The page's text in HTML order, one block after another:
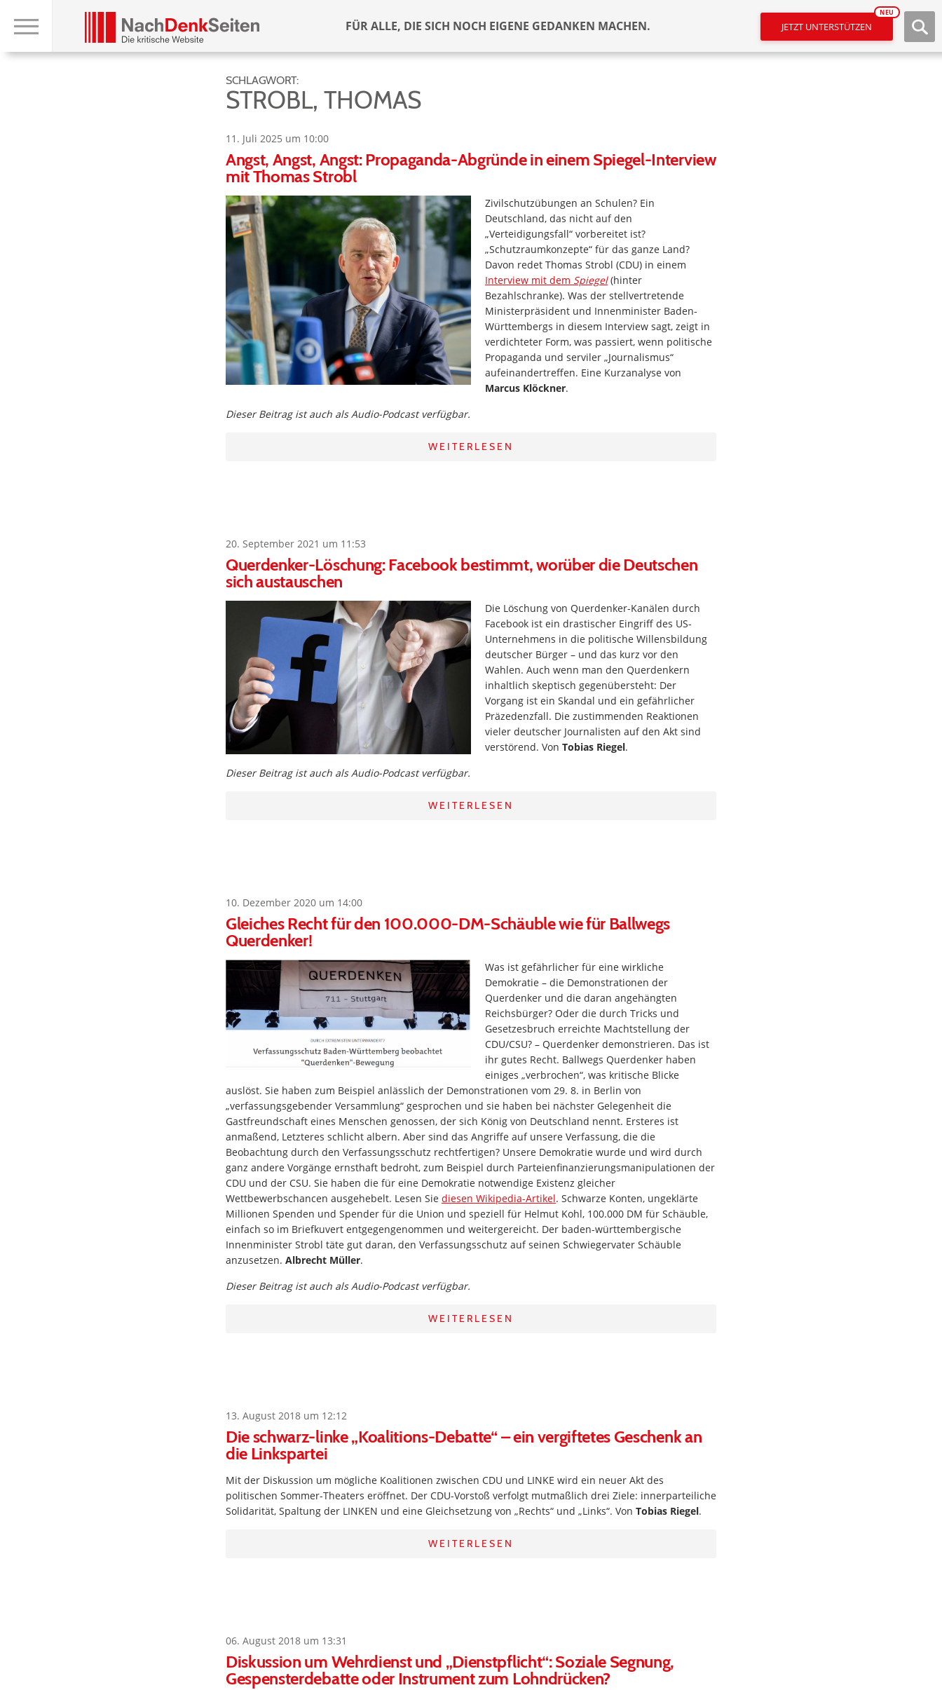
FÜR ALLE, DIE SICH NOCH EIGENE GEDANKEN MACHEN. JETZT UNTERSTÜTZEN
NEU
SCHLAGWORT:
STROBL, THOMAS
11. Juli 2025 um 10:00
Angst, Angst, Angst: Propaganda-Abgründe in einem Spiegel-Interview
mit Thomas Strobl
Zivilschutzübungen an Schulen? Ein
Deutschland, das nicht auf den
„Verteidigungsfall“ vorbereitet ist?
„Schutzraumkonzepte“ für das ganze Land?
Davon redet Thomas Strobl (CDU) in einem
Interview mit dem Spiegel(hinter
Bezahlschranke). Was der stellvertretende
Ministerpräsident und Innenminister Baden-
Württembergs in diesem Interview sagt, zeigt in
verdichteter Form, was passiert, wenn politische
Propaganda und serviler „Journalismus“
aufeinandertreffen. Eine Kurzanalyse von
Marcus Klöckner.
Dieser Beitrag ist auch als Audio-Podcast verfügbar.
WEITERLESEN
20. September 2021 um 11:53
Querdenker-Löschung: Facebook bestimmt, worüber die Deutschen
sich austauschen
Die Löschung von Querdenker-Kanälen durch
Facebook ist ein drastischer Eingriff des US-
Unternehmens in die politische Willensbildung
deutscher Bürger – und das kurz vor den
Wahlen. Auch wenn man den Querdenkern
inhaltlich skeptisch gegenübersteht: Der
Vorgang ist ein Skandal und ein gefährlicher
Präzedenzfall. Die zustimmenden Reaktionen
vieler deutscher Journalisten auf den Akt sind
verstörend. Von Tobias Riegel.
Dieser Beitrag ist auch als Audio-Podcast verfügbar.
WEITERLESEN
10. Dezember 2020 um 14:00
Gleiches Recht für den 100.000-DM-Schäuble wie für Ballwegs
Querdenker!
Was ist gefährlicher für eine wirkliche
Demokratie – die Demonstrationen der
Querdenker und die daran angehängten
Reichsbürger? Oder die durch Tricks und
Gesetzesbruch erreichte Machtstellung der
CDU/CSU? – Querdenker demonstrieren. Das ist
ihr gutes Recht. Ballwegs Querdenker haben
einiges „verbrochen“, was kritische Blicke
auslöst. Sie haben zum Beispiel anlässlich der Demonstrationen vom 29. 8. in Berlin von
„verfassungsgebender Versammlung“ gesprochen und sie haben bei nächster Gelegenheit die
Gastfreundschaft eines Menschen genossen, der sich König von Deutschland nennt. Ersteres ist
anmaßend, Letzteres schlicht albern. Aber sind das Angriffe auf unsere Verfassung, die die
Beobachtung durch den Verfassungsschutz rechtfertigen? Unsere Demokratie wurde und wird durch
ganz andere Vorgänge ernsthaft bedroht, zum Beispiel durch Parteienfinanzierungsmanipulationen der
CDU und der CSU. Sie haben die für eine Demokratie notwendige Existenz gleicher
Wettbewerbschancen ausgehebelt. Lesen Sie diesen Wikipedia-Artikel. Schwarze Konten, ungeklärte
Millionen Spenden und Spender für die Union und speziell für Helmut Kohl, 100.000 DM für Schäuble,
einfach so im Briefkuvert entgegengenommen und weitergereicht. Der baden-württembergische
Innenminister Strobl täte gut daran, den Verfassungsschutz auf seinen Schwiegervater Schäuble
anzusetzen. Albrecht Müller.
Dieser Beitrag ist auch als Audio-Podcast verfügbar.
WEITERLESEN
13. August 2018 um 12:12
Die schwarz-linke „Koalitions-Debatte“ – ein vergiftetes Geschenk an
die Linkspartei
Mit der Diskussion um mögliche Koalitionen zwischen CDU und LINKE wird ein neuer Akt des
politischen Sommer-Theaters eröffnet. Der CDU-Vorstoß verfolgt mutmaßlich drei Ziele: innerparteiliche
Solidarität, Spaltung der LINKEN und eine Gleichsetzung von „Rechts“ und „Links“. Von Tobias Riegel.
WEITERLESEN
06. August 2018 um 13:31
Diskussion um Wehrdienst und „Dienstpflicht“: Soziale Segnung,
Gespensterdebatte oder Instrument zum Lohndrücken?